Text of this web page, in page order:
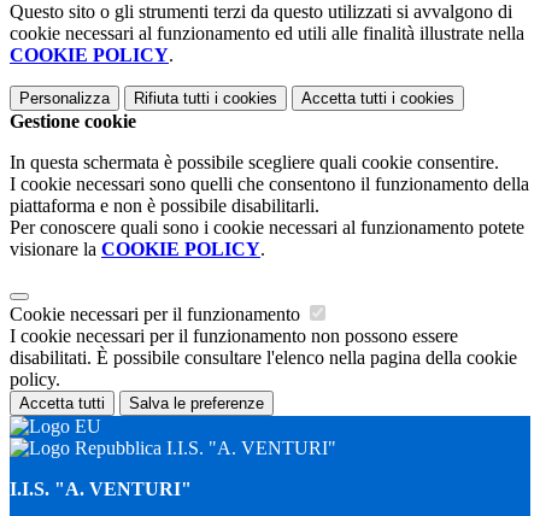
Questo sito o gli strumenti terzi da questo utilizzati si avvalgono di
cookie necessari al funzionamento ed utili alle finalità illustrate nella
COOKIE POLICY.
Personalizza Rifiuta tutti i cookies Accetta tutti i cookies
Gestione cookie
In questa schermata è possibile scegliere quali cookie consentire.
I cookie necessari sono quelli che consentono il funzionamento della
piattaforma e non è possibile disabilitarli.
Per conoscere quali sono i cookie necessari al funzionamento potete
visionare la COOKIE POLICY.
Cookie necessari per il funzionamento
I cookie necessari per il funzionamento non possono essere
disabilitati. È possibile consultare l'elenco nella pagina della cookie
policy.
Accetta tutti Salva le preferenze
I.I.S. "A. VENTURI"
I.I.S. "A. VENTURI"